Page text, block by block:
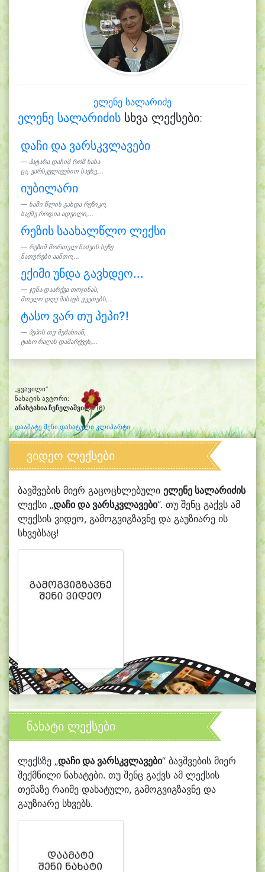
ელენე სალარიძე
ელენე სალარიძის სხვა ლექსები:
დაჩი და ვარსკვლავები
პატარა დაჩიმ რომ ნახა
ცა, ვარსკვლავებით სავსე,...
იუბილარი
სამი წლის გახდა რეზიკო,
საქმე როდია ადვილი,...
რეზის საახალწლო ლექსი
რეზიმ მორთულ ნაძვის ხეზე
ნათურები აანთო,...
ექიმი უნდა გავხდეო...
ჯუნა დაარქვა თოჯინას,
მთელი დღე მასაჟს უკეთებს,...
ტასო ვარ თუ პეპი?!
პეპის თუ მეძახიან,
ტასო რაღას დამარქვეს,...
„ყვავილი“
ნახატის ავტორი:
ანასტასია ჩეჩელაშვილი(6)
დაამატე შენი დახატული კლიპარტი
ვიდეო ლექსები
ბავშვების მიერ გაცოცხლებული ელენე სალარიძის
ლექსი „დაჩი და ვარსკვლავები“. თუ შენც გაქვს ამ
ლექსის ვიდეო, გამოგვიგზავნე და გაუზიარე ის
სხვებსაც!
ნახატი ლექსები
ლექსზე „დაჩი და ვარსკვლავები“ ბავშვების მიერ
შექმნილი ნახატები. თუ შენც გაქვს ამ ლექსის
თემაზე რაიმე დახატული, გამოგვიგზავნე და
გაუზიარე სხვებს.